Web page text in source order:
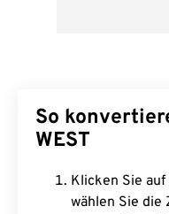
So
WEST
Klicken Sie auf
wählen Sie die